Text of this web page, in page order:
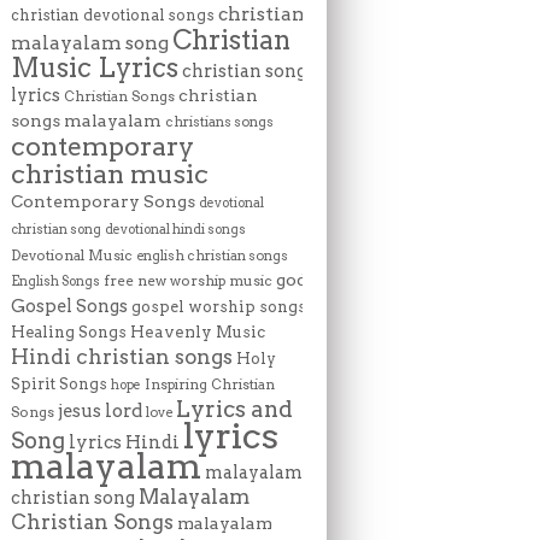
christian devotional songs christian
malayalam song Christian
Music Lyrics christian song
lyrics Christian Songs christian
songs malayalam christians songs
contemporary
christian music
Contemporary Songs devotional
christian song devotional hindi songs
Devotional Music english christian songs
English Songs free new worship music god
Gospel Songs gospel worship songs
Healing Songs Heavenly Music
Hindi christian songs Holy
Spirit Songs hope Inspiring Christian
Songs jesus lord love Lyrics and
Song lyrics Hindi lyrics
malayalam malayalam
christian song Malayalam
Christian Songs malayalam